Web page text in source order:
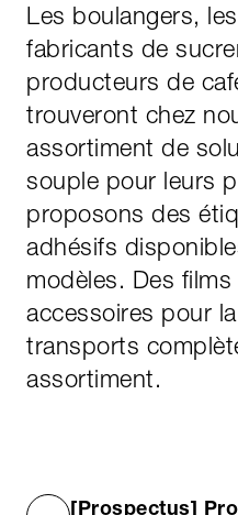
Les boulangers,
fabricants de
producteurs de
trouveront chez
assortiment de
souple pour leurs
proposons des
adhésifs
modèles. Des
accessoires pour
transports
assortiment.
[Prospectus]